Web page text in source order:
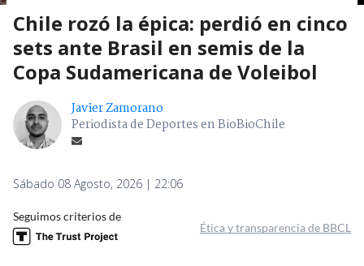
Chile rozó la épica: perdió en cinco
sets ante Brasil en semis de la
Copa Sudamericana de Voleibol
Javier Zamorano
Periodista de Deportes en BioBioChile
Sábado 08 Agosto, 2026 | 22:06
Seguimos criterios de
Ética y transparencia de BBCL